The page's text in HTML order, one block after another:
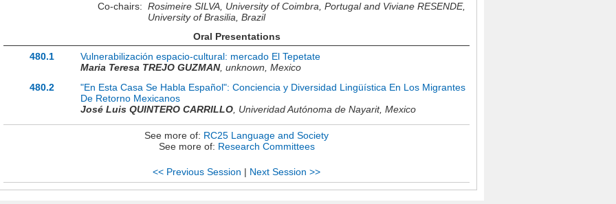
Co-chairs: Rosimeire SILVA, University of Coimbra, Portugal and Viviane RESENDE,
University of Brasilia, Brazil
Oral Presentations
480.1
Vulnerabilización espacio-cultural: mercado El Tepetate
Maria Teresa TREJO GUZMAN, unknown, Mexico
480.2
"En Esta Casa Se Habla Español": Conciencia y Diversidad Lingüística En Los Migrantes
De Retorno Mexicanos
José Luis QUINTERO CARRILLO Univeridad Autónoma de Nayarit, Mexico
See more of: RC25 Language and Society
See more of: Research Committees
<< Previous Session | Next Session >>